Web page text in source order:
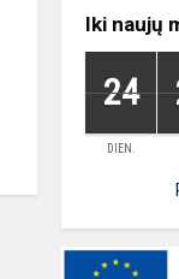
Iki naujų
24
DIEN.